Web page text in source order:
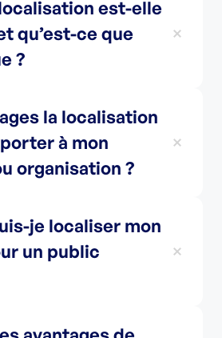
est-elle
qu’est-ce que
?
la localisation
à mon
organisation ?
je localiser mon
un public